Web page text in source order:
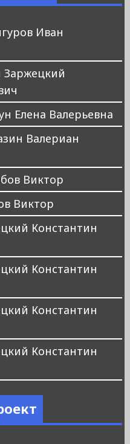
Иван
Заржецкий
Елена Валерьевна
Валериан
Виктор
Виктор
Константин
Константин
Константин
Константин